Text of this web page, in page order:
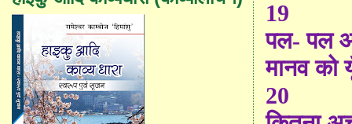
19
पल- पल
मानव
20